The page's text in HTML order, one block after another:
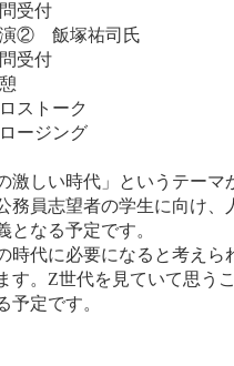
受付
演② 飯塚祐司氏
受付
ストーク
ージング
しい時代」というテーマ
務員志望者の学生に向け
となる予定です。
代に必要になると考えら
す。Z世代を見ていて思う
予定です。